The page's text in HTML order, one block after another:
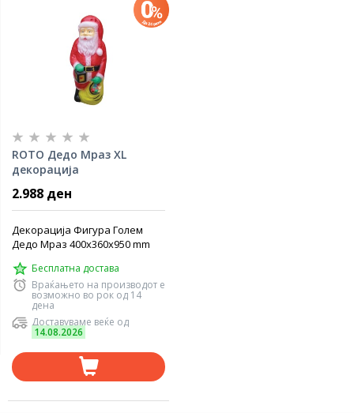
ROTO Дедо Мраз ХL
декорација
2.988 ден
Декорација Фигура Голем
Дедо Мраз 400x360x950 mm
Бесплатна достава
Враќањето на производот е
возможно во рок од 14
дена
Доставуваме веќе од
14.08.2026